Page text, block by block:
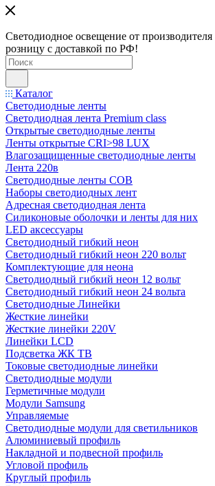
Светодиодное освещение от
розницу с доставкой по РФ!
Каталог
Светодиодные ленты
Светодиодная лента Premium class
Открытые светодиодные ленты
Ленты открытые CRI>98 LUX
Влагозащищенные светодиодные ленты
Лента 220в
Светодиодные ленты COB
Наборы светодиодных лент
Адресная светодиодная лента
Силиконовые оболочки и ленты для них
LED аксессуары
Светодиодный гибкий неон
Светодиодный гибкий неон 220 вольт
Комплектующие для неона
Светодиодный гибкий неон 12 вольт
Светодиодный гибкий неон 24 вольта
Светодиодные Линейки
Жесткие линейки
Жесткие линейки 220V
Линейки LCD
Подсветка ЖК ТВ
Токовые светодиодные линейки
Светодиодные модули
Герметичные модули
Модули Samsung
Управляемые
Светодиодные модули для светильников
Алюминиевый профиль
Накладной и подвесной профиль
Угловой профиль
Круглый профиль